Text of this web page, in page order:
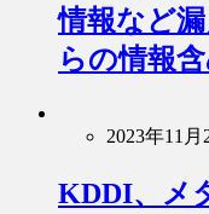
情報など
らの情報
2023年11月
KDDI、メ